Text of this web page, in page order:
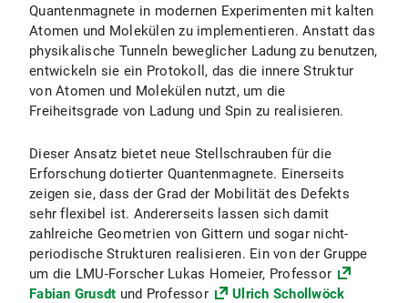
Quantenmagnete in modernen Experimenten mit kalten
Atomen und Molekülen zu implementieren. Anstatt das
physikalische Tunneln beweglicher Ladung zu benutzen,
entwickeln sie ein Protokoll, das die innere Struktur
von Atomen und Molekülen nutzt, um die
Freiheitsgrade von Ladung und Spin zu realisieren.
Dieser Ansatz bietet neue Stellschrauben für die
Erforschung dotierter Quantenmagnete. Einerseits
zeigen sie, dass der Grad der Mobilität des Defekts
sehr flexibel ist. Andererseits lassen sich damit
zahlreiche Geometrien von Gittern und sogar nicht-
periodische Strukturen realisieren. Ein von der Gruppe
um die LMU-Forscher Lukas Homeier, Professor
Fabian Grusdt und Professor
Ulrich Schollwöck